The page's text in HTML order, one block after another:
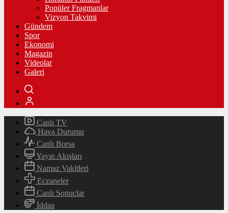
Popüler Fragmanlar
Vizyon Takvimi
Gündem
Spor
Ekonomi
Magazin
Videolar
Galeri
Canlı TV
Hava Durumu
Canlı Borsa
Yayın Akışları
Namaz Vakitleri
Eczaneler
Canlı Sonuçlar
İddaa